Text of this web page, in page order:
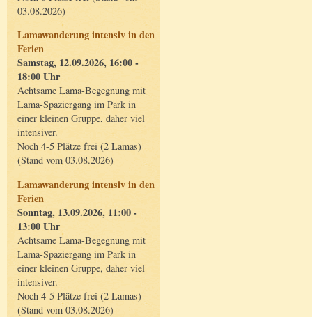
03.08.2026)
Lamawanderung intensiv in den
Ferien
Samstag, 12.09.2026, 16:00 -
18:00 Uhr
Achtsame Lama-Begegnung mit
Lama-Spaziergang im Park in
einer kleinen Gruppe, daher viel
intensiver.
Noch 4-5 Plätze frei (2 Lamas)
(Stand vom 03.08.2026)
Lamawanderung intensiv in den
Ferien
Sonntag, 13.09.2026, 11:00 -
13:00 Uhr
Achtsame Lama-Begegnung mit
Lama-Spaziergang im Park in
einer kleinen Gruppe, daher viel
intensiver.
Noch 4-5 Plätze frei (2 Lamas)
(Stand vom 03.08.2026)